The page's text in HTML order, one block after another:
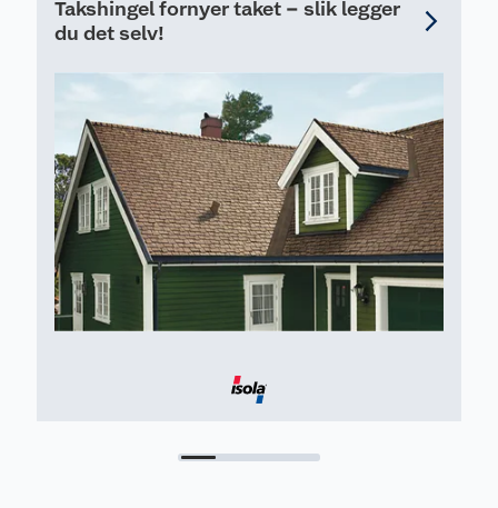
Takshingel fornyer taket – slik legger
du det selv!